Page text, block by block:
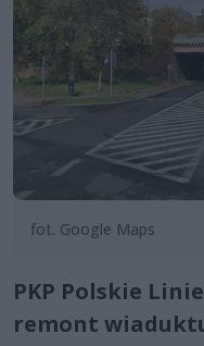
fot. Google Maps
PKP Polskie
remont